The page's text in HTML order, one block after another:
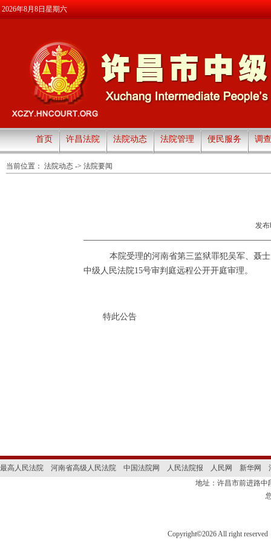
2026年8月8日星期六
首页 许昌法院 法院动态 法院管理 便民服务 调
当前位置： 法院动态 -> 法院要闻
发布
本院受理的河南省第三监狱罪犯吴军、聂
中级人民法院15号审判庭远程公开开庭审理。
特此公告
最高人民法院 河南省高级人民法院 中国法院网 人民法院报 人民网 新华网
地址：许昌市前进路
Copyright©2026 All right